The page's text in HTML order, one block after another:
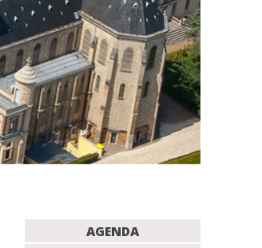
NAVIGATIONAGENDA